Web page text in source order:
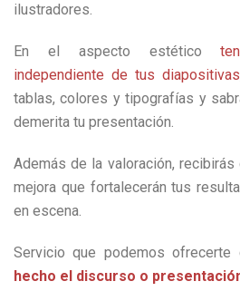
ilustradores.
En el aspecto estético
independiente de tus diapositivas
tablas, colores y tipografías y
demerita tu presentación.
Además de la valoración,
mejora que fortalecerán tus
en escena.
Servicio que podemos ofrecerte
hecho el discurso o